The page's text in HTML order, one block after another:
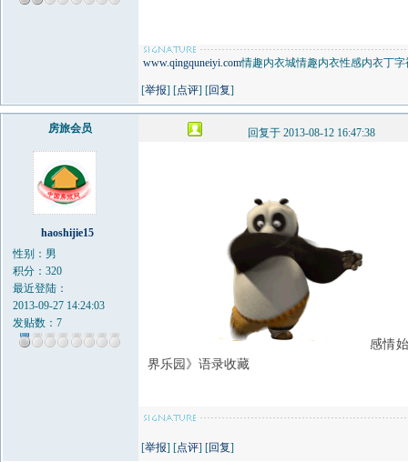
www.qingquneiyi.com情趣内衣城情趣内衣性感内衣丁字
[举报] [点评] [回复]
房旅会员 回复于 2013-08-12 16:47:38
haoshijie15
性别：男
积分：320
最近登陆：
2013-09-27 14:24:03
发贴数：7
感情
界乐园》语录收藏
[举报] [点评] [回复]